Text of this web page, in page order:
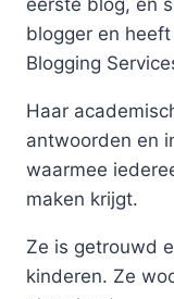
blogger en
Blogging
Haar
antwoorden en
waarmee
maken krijgt.
Ze is getrouwd
kinderen. Ze